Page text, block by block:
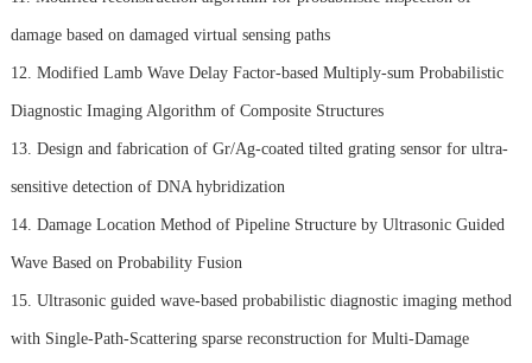
damage based on damaged virtual sensing paths
12. Modified Lamb Wave Delay Factor-based Multiply-sum Probabilistic
Diagnostic Imaging Algorithm of Composite Structures
13. Design and fabrication of Gr/Ag-coated tilted grating sensor for ultra-
sensitive detection of DNA hybridization
14. Damage Location Method of Pipeline Structure by Ultrasonic Guided
Wave Based on Probability Fusion
15. Ultrasonic guided wave-based probabilistic diagnostic imaging method
with Single-Path-Scattering sparse reconstruction for Multi-Damage